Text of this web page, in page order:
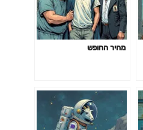
מחיר החופש